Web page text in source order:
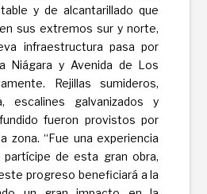
y de alcantarillado que
sus extremos sur y norte,
infraestructura pasa por
Niágara y Avenida de Los
Rejillas sumideros,
escalines galvanizados y
fueron provistos por
zona. “Fue una experiencia
partícipe de esta gran obra,
progreso beneficiará a la